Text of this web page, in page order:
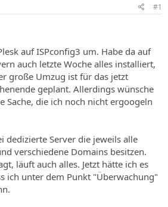
#1
auf ISPconfig3 um. Habe da auf
auch letzte Woche alles installiert,
große Umzug ist für das jetzt
geplant. Allerdings wünsche
Sache, die ich noch nicht ergoogeln
dedizierte Server die jeweils alle
verschiedene Domains besitzen.
läuft auch alles. Jetzt hätte ich es
ich unter dem Punkt "Überwachung"